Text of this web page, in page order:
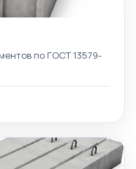
по ГОСТ 13579-